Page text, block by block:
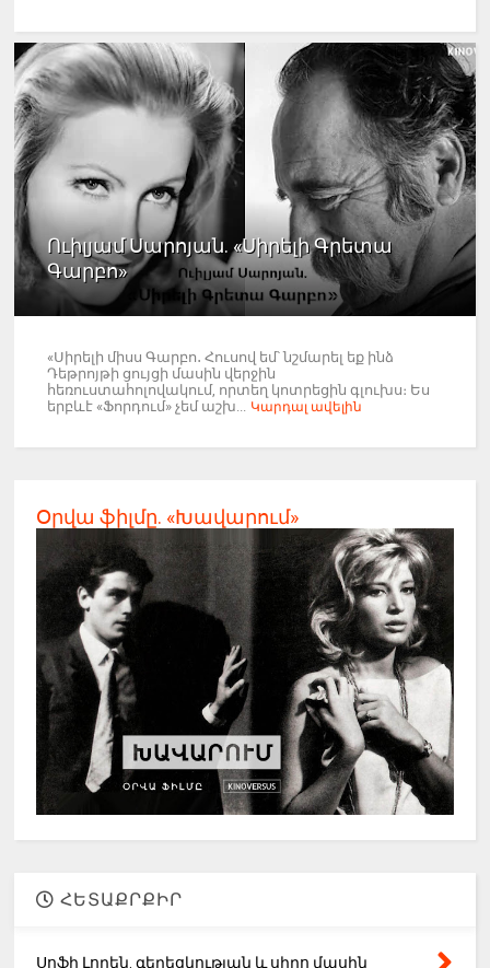
Ուիլյամ Սարոյան. «Սիրելի Գրետա
Գարբո»
«Սիրելի միսս Գարբո․ Հուսով եմ՝ նշմարել եք ինձ
Դեթրոյթի ցույցի մասին վերջին
հեռուստահոլովակում, որտեղ կոտրեցին գլուխս։ Ես
երբևէ «Ֆորդում» չեմ աշխ... Կարդալ ավելին
Օրվա ֆիլմը. «Խավարում»
ՀԵՏԱՔՐՔԻՐ
Սոֆի Լորեն. գեղեցկության և սիրո մասին